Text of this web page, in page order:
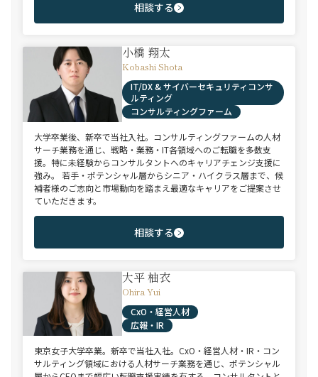
相談する
小橋 翔太
Kobashi Shota
IT/DX & サイバーセキュリティコンサ
ルティング
コンサルティングファーム
大学卒業後、新卒で当社入社。コンサルティングファームの人材
サーチ業務を通じ、戦略・業務・IT各領域へのご転職を多数支
援。特に未経験からコンサルタントへのキャリアチェンジ支援に
強み。 若手・ポテンシャル層からシニア・ハイクラス層まで、候
補者様のご志向と市場動向を踏まえ最適なキャリアをご提案させ
ていただきます。
相談する
大平 柚衣
Ohira Yui
CxO・経営人材
広報・IR
東京女子大学卒業。新卒で当社入社。CxO・経営人材・IR・コン
サルティング領域における人材サーチ業務を通じ、ポテンシャル